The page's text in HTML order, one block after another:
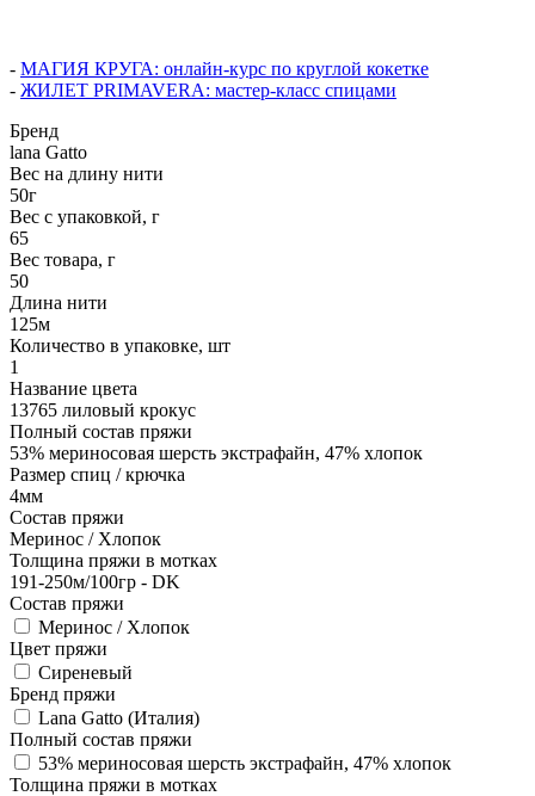
- МАГИЯ КРУГА: онлайн-курс по круглой кокетке
- ЖИЛЕТ PRIMAVERA: мастер-класс спицами
Бренд
lana Gatto
Вес на длину нити
50г
Вес с упаковкой, г
65
Вес товара, г
50
Длина нити
125м
Количество в упаковке, шт
1
Название цвета
13765 лиловый крокус
Полный состав пряжи
53% мериносовая шерсть экстрафайн, 47% хлопок
Размер спиц / крючка
4мм
Состав пряжи
Меринос / Хлопок
Толщина пряжи в мотках
191-250м/100гр - DK
Состав пряжи
Меринос / Хлопок
Цвет пряжи
Сиреневый
Бренд пряжи
Lana Gatto (Италия)
Полный состав пряжи
53% мериносовая шерсть экстрафайн, 47% хлопок
Толщина пряжи в мотках